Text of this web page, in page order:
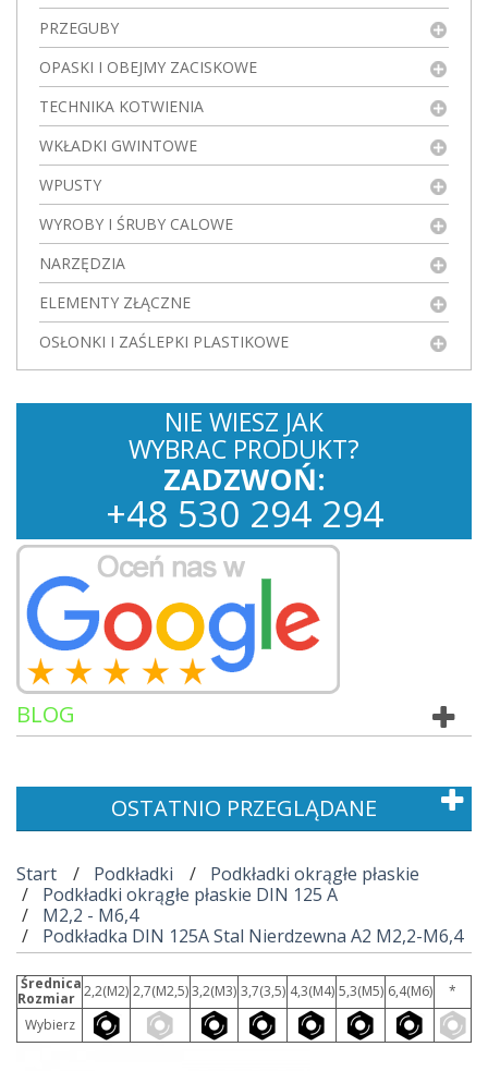
PRZEGUBY
OPASKI I OBEJMY ZACISKOWE
TECHNIKA KOTWIENIA
WKŁADKI GWINTOWE
WPUSTY
WYROBY I ŚRUBY CALOWE
NARZĘDZIA
ELEMENTY ZŁĄCZNE
OSŁONKI I ZAŚLEPKI PLASTIKOWE
NIE WIESZ JAK
WYBRAC PRODUKT?
ZADZWOŃ:
+48 530 294 294
BLOG
OSTATNIO PRZEGLĄDANE
Start Podkładki
Podkładki okrągłe płaskie
Podkładki okrągłe płaskie DIN 125 A
M2,2 - M6,4
Podkładka DIN 125A Stal Nierdzewna A2 M2,2-M6,4
Średnica
Rozmiar 2,2(M2) 2,7(M2,5) 3,2(M3) 3,7(3,5) 4,3(M4) 5,3(M5) 6,4(M6)
*
Wybierz